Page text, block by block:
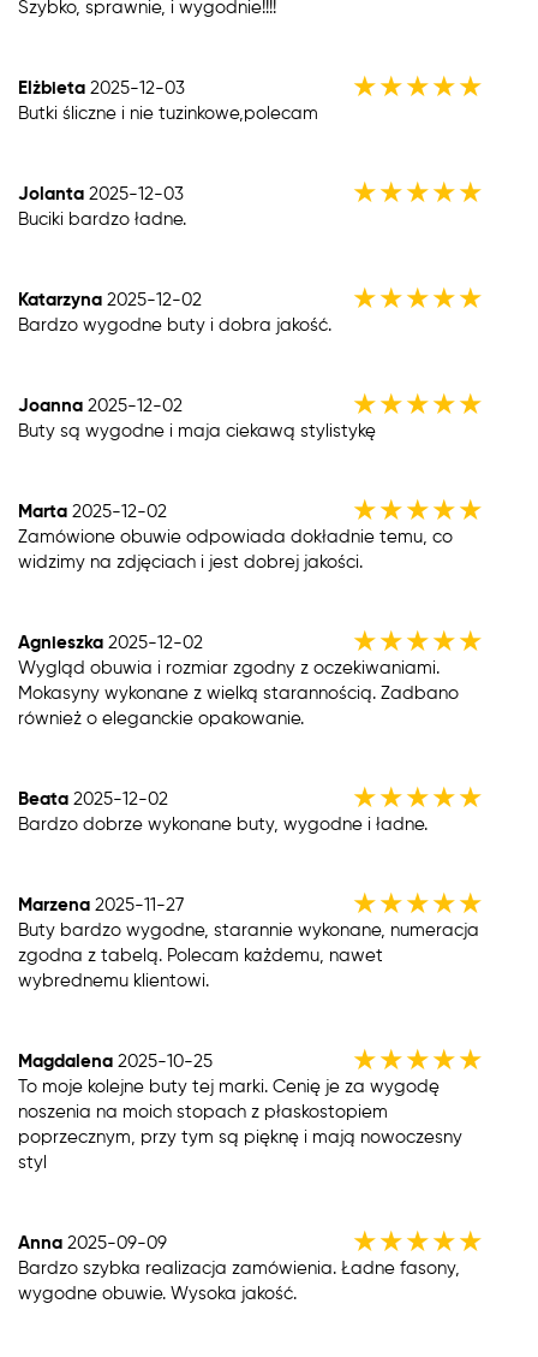
Szybko, sprawnie, i wygodnie!!!!
Elżbieta 2025-12-03 ★★★★★
Butki śliczne i nie tuzinkowe,polecam
Jolanta 2025-12-03 ★★★★★
Buciki bardzo ładne.
Katarzyna 2025-12-02 ★★★★★
Bardzo wygodne buty i dobra jakość.
Joanna 2025-12-02 ★★★★★
Buty są wygodne i maja ciekawą stylistykę
Marta 2025-12-02 ★★★★★
Zamówione obuwie odpowiada dokładnie temu, co
widzimy na zdjęciach i jest dobrej jakości.
Agnieszka 2025-12-02 ★★★★★
Wygląd obuwia i rozmiar zgodny z oczekiwaniami.
Mokasyny wykonane z wielką starannością. Zadbano
również o eleganckie opakowanie.
Beata 2025-12-02 ★★★★★
Bardzo dobrze wykonane buty, wygodne i ładne.
Marzena 2025-11-27 ★★★★★
Buty bardzo wygodne, starannie wykonane, numeracja
zgodna z tabelą. Polecam każdemu, nawet
wybrednemu klientowi.
Magdalena 2025-10-25 ★★★★★
To moje kolejne buty tej marki. Cenię je za wygodę
noszenia na moich stopach z płaskostopiem
poprzecznym, przy tym są pięknę i mają nowoczesny
styl
Anna 2025-09-09 ★★★★★
Bardzo szybka realizacja zamówienia. Ładne fasony,
wygodne obuwie. Wysoka jakość.